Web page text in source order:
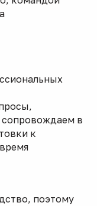
сопровождаем в
к
поэтому